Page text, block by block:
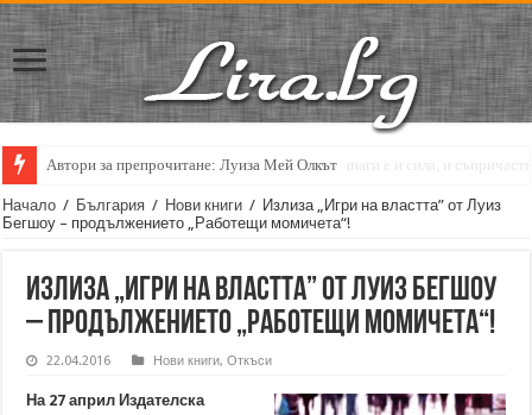
Кирил Кадийски: „Плачът на големия поет винаги е и сила, и
Начало / България / Нови книги / Излиза „Игри на властта” от Луиз
Бегшоу – продължението „Работещи момичета“!
Излиза „Игри на властта” от Луиз Бегшоу
– продължението „Работещи момичета“!
22.04.2016 Нови книги,Откъси
На 27 април Издателска